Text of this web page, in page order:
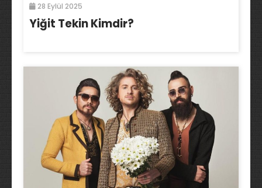
28 Eylül 2025
Yiğit Tekin Kimdir?